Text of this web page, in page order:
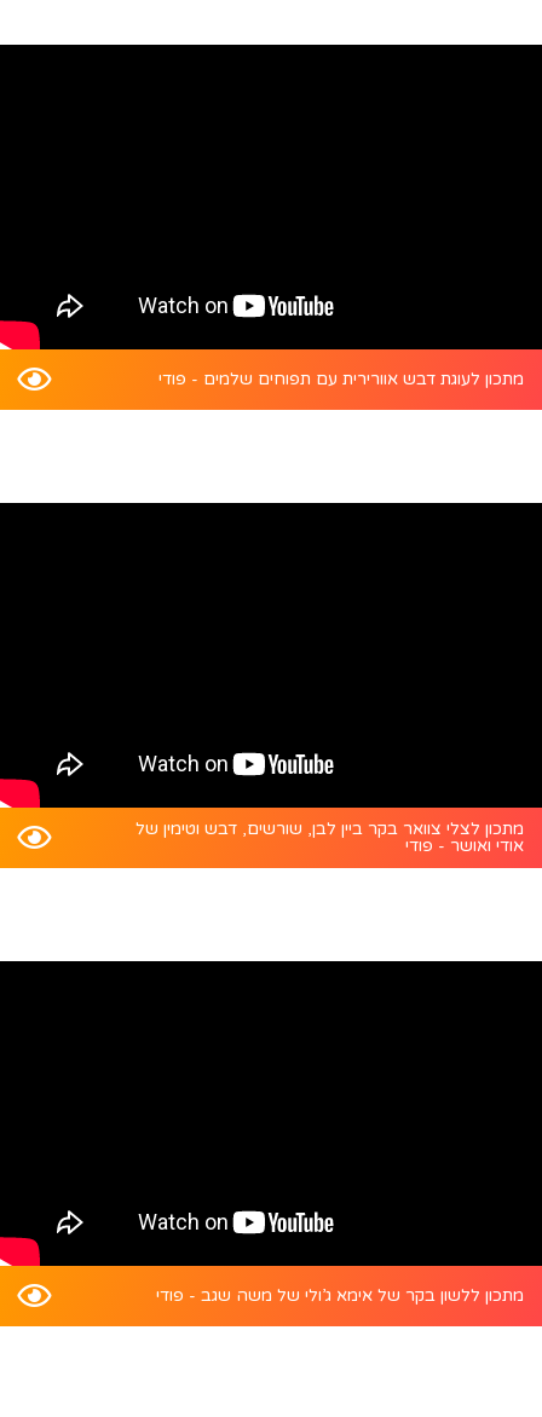
מתכון לעוגת דבש אוורירית עם תפוחים שלמים - פודי
מתכון לצלי צוואר בקר ביין לבן, שורשים, דבש וטימין של
אודי ואושר - פודי
מתכון ללשון בקר של אימא ג’ולי של משה שגב - פודי